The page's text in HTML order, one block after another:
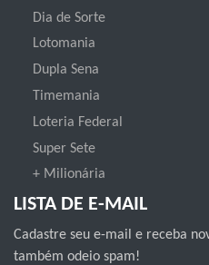
Dia de Sorte
Lotomania
Dupla Sena
Timemania
Loteria Federal
Super Sete
+ Milionária
LISTA DE E-MAIL
Cadastre seu e-mail e receba
também odeio spam!